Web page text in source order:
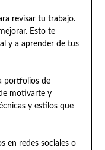
revisar tu trabajo.
Esto te
y a aprender de tus
portfolios de
motivarte y
y estilos que
en redes sociales o